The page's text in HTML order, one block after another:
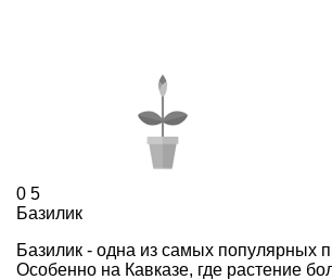
0 5
Базилик
Базилик - одна из самых популярных
Особенно на Кавказе, где растение